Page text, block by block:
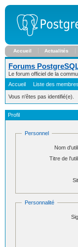
Accueil Actualités
Forums
Le forum officiel de la
Accueil
Liste des membres
Vous n'êtes pas identifié(e).
Profil
Personnel
Nom
Titre de
Personnalité